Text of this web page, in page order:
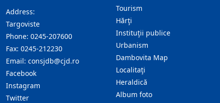
Address:
Targoviste
Phone: 0245-207600
Fax: 0245-212230
Email: consjdb@cjd.ro
Facebook
Instagram
Twitter
Tourism
Hărţi
Instituţii publice
Urbanism
Dambovita Map
Localitaţi
Heraldică
Album foto